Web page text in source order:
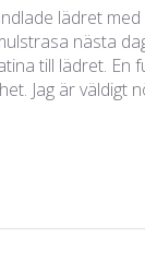
lädret med
nästa
till lädret. En
Jag är väldigt